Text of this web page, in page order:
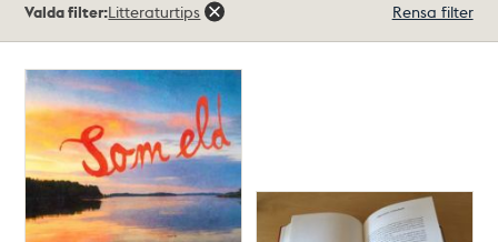
322träffar
Valda filter:Litteraturtips Rensa filter